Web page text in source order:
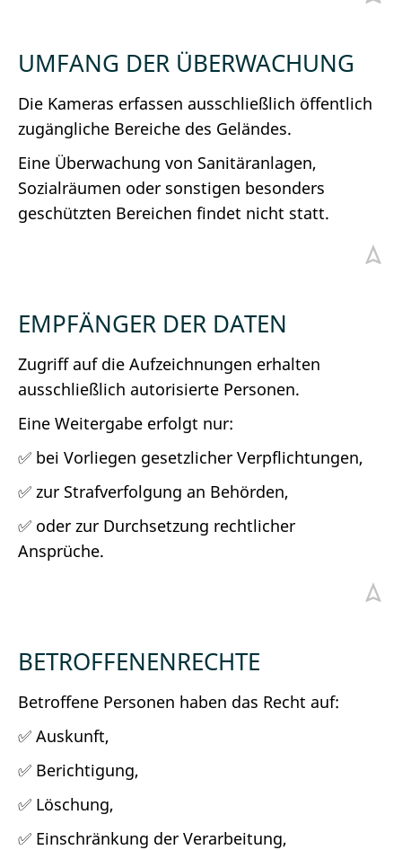
UMFANG DER ÜBERWACHUNG
Die Kameras erfassen ausschließlich öffentlich
zugängliche Bereiche des Geländes.
Eine Überwachung von Sanitäranlagen,
Sozialräumen oder sonstigen besonders
geschützten Bereichen findet nicht statt.
EMPFÄNGER DER DATEN
Zugriff auf die Aufzeichnungen erhalten
ausschließlich autorisierte Personen.
Eine Weitergabe erfolgt nur:
✅ bei Vorliegen gesetzlicher Verpflichtungen,
✅ zur Strafverfolgung an Behörden,
✅ oder zur Durchsetzung rechtlicher
Ansprüche.
BETROFFENENRECHTE
Betroffene Personen haben das Recht auf:
✅ Auskunft,
✅ Berichtigung,
✅ Löschung,
✅ Einschränkung der Verarbeitung,